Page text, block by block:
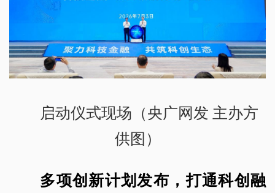
启动仪式现场（央广网发 主办方
供图）
多项创新计划发布，打通科创融